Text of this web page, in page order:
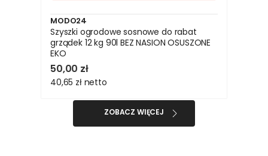
MODO24
Szyszki ogrodowe sosnowe do rabat
grządek 12 kg 90l BEZ NASION OSUSZONE
EKO
50,00 zł
40,65 zł netto
ZOBACZ WIĘCEJ